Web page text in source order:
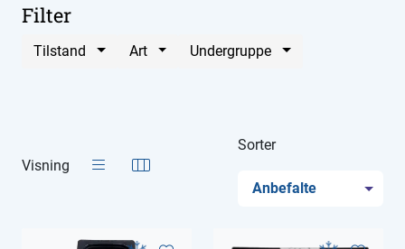
Filter
Tilstand Art Undergruppe
Visning
Sorter
Kontakt oss